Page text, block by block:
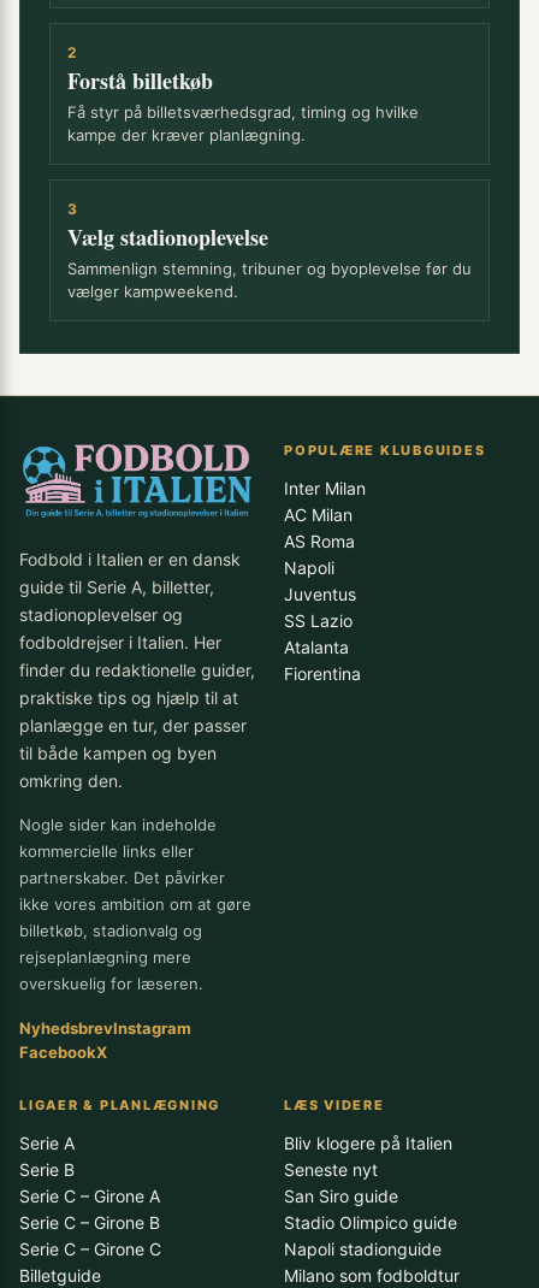
2
Forstå billetkøb
Få styr på billetsværhedsgrad, timing og hvilke
kampe der kræver planlægning.
3
Vælg stadionoplevelse
Sammenlign stemning, tribuner og byoplevelse før du
vælger kampweekend.
Fodbold i Italien er en dansk
guide til Serie A, billetter,
stadionoplevelser og
fodboldrejser i Italien. Her
finder du redaktionelle guider,
praktiske tips og hjælp til at
planlægge en tur, der passer
til både kampen og byen
omkring den.
Nogle sider kan indeholde
kommercielle links eller
partnerskaber. Det påvirker
ikke vores ambition om at gøre
billetkøb, stadionvalg og
rejseplanlægning mere
overskuelig for læseren.
NyhedsbrevInstagram
FacebookX
POPULÆRE KLUBGUIDES
Inter Milan
AC Milan
AS Roma
Napoli
Juventus
SS Lazio
Atalanta
Fiorentina
LIGAER & PLANLÆGNING
Serie A
Serie B
Serie C – Girone A
Serie C – Girone B
Serie C – Girone C
Billetguide
LÆS VIDERE
Bliv klogere på Italien
Seneste nyt
San Siro guide
Stadio Olimpico guide
Napoli stadionguide
Milano som fodboldtur